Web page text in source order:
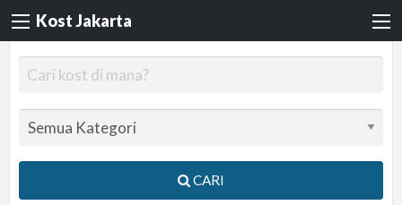
Kost Jakarta
CARI